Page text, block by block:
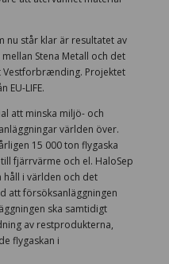
nu står klar är resultatet av
Stena Metall och det
Vestforbrænding. Projektet
EU-LIFE.
att minska miljö- och
världen över.
15 000 ton flygaska
fjärrvärme och el. HaloSep
håll i världen och det
att försöksanläggningen
ska samtidigt
av restprodukterna,
flygaskan i